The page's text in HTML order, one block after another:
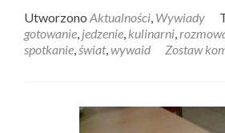
Utworzono Aktualności, Wywiady
gotowanie, jedzenie, kulinarni,
spotkanie,świat,wywaid Zostaw